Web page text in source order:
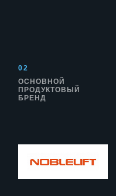
02
ОСНОВНОЙ
ПРОДУКТОВЫЙ
БРЕНД